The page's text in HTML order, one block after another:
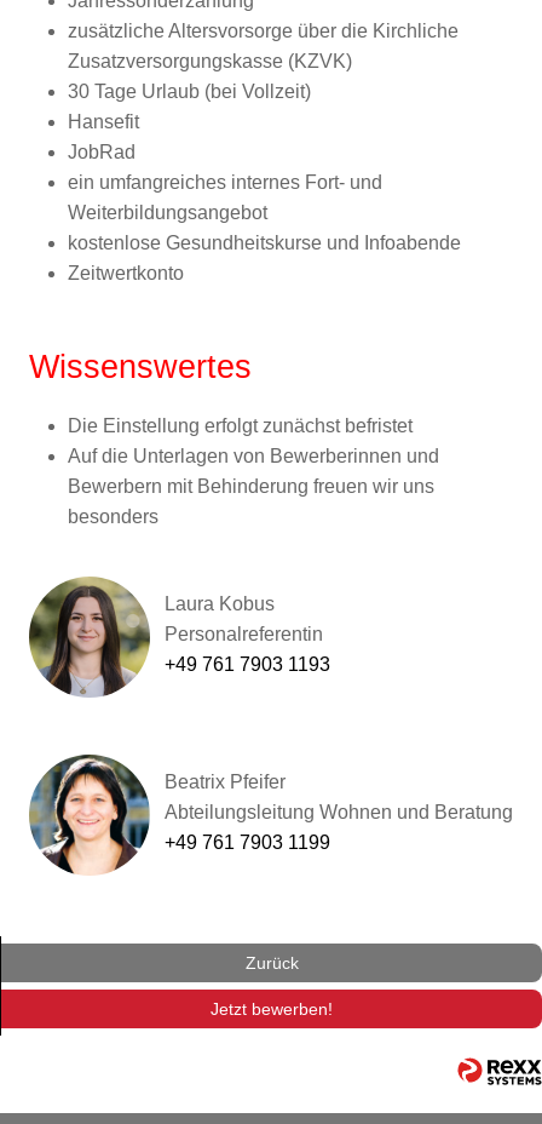
zusätzliche Altersvorsorge über die Kirchliche
Zusatzversorgungskasse (KZVK)
30 Tage Urlaub (bei Vollzeit)
Hansefit
JobRad
ein umfangreiches internes Fort- und
Weiterbildungsangebot
kostenlose Gesundheitskurse und Infoabende
Zeitwertkonto
Wissenswertes
Die Einstellung erfolgt zunächst befristet
Auf die Unterlagen von Bewerberinnen und
Bewerbern mit Behinderung freuen wir uns
besonders
Laura Kobus
Personalreferentin
+49 761 7903 1193
Beatrix Pfeifer
Abteilungsleitung Wohnen und Beratung
+49 761 7903 1199
Zurück
Jetzt bewerben!